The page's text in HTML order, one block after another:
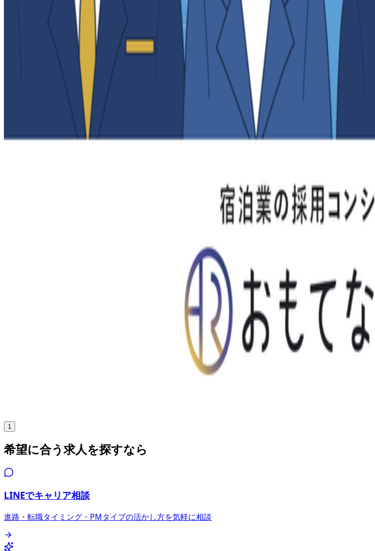
1
希望に合う求人を探すなら
LINEでキャリア相談
進路・転職タイミング・PMタイプの活かし方を気軽に相談